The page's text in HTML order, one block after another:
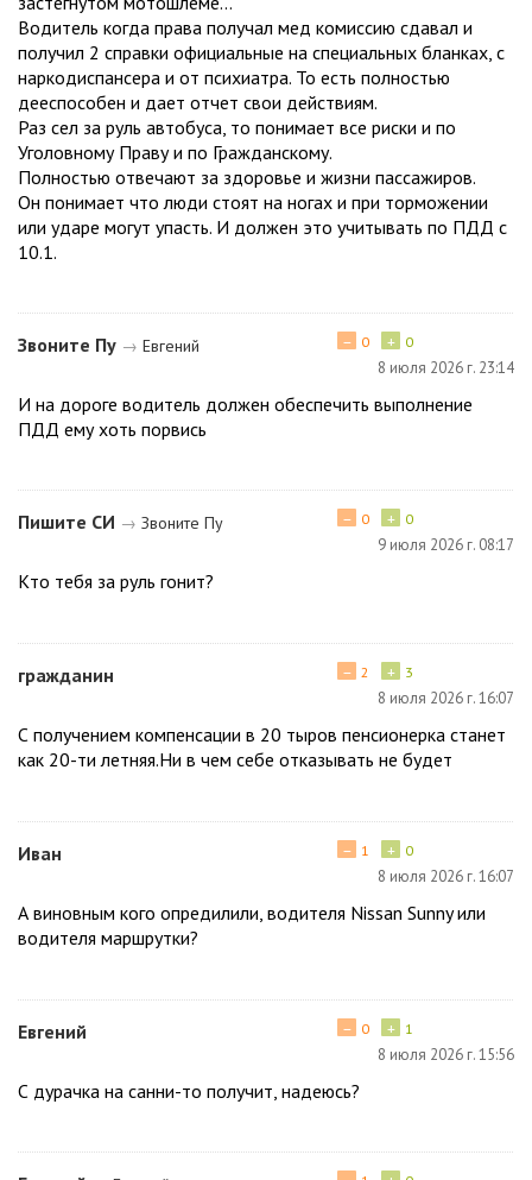
Водитель когда права получал мед комиссию сдавал и
получил 2 справки официальные на специальных бланках, с
наркодиспансера и от психиатра. То есть полностью
дееспособен и дает отчет свои действиям.
Раз сел за руль автобуса, то понимает все риски и по
Уголовному Праву и по Гражданскому.
Полностью отвечают за здоровье и жизни пассажиров.
Он понимает что люди стоят на ногах и при торможении
или ударе могут упасть. И должен это учитывать по ПДД с
10.1.
Звоните Пу → Евгений + 0
− 0
8 июля 2026 г. 23:14
И на дороге водитель должен обеспечить выполнение
ПДД ему хоть порвись
Пишите СИ → Звоните Пу + 0
− 0
9 июля 2026 г. 08:17
Кто тебя за руль гонит?
гражданин + 3
− 2
8 июля 2026 г. 16:07
С получением компенсации в 20 тыров пенсионерка станет
как 20-ти летняя.Ни в чем себе отказывать не будет
Иван + 0
− 1
8 июля 2026 г. 16:07
А виновным кого опредилили, водителя Nissan Sunny или
водителя маршрутки?
Евгений + 1
− 0
8 июля 2026 г. 15:56
С дурачка на санни-то получит, надеюсь?